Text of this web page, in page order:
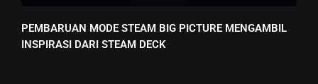
PEMBARUAN MODE STEAM BIG PICTURE MENGAMBIL
INSPIRASI DARI STEAM DECK